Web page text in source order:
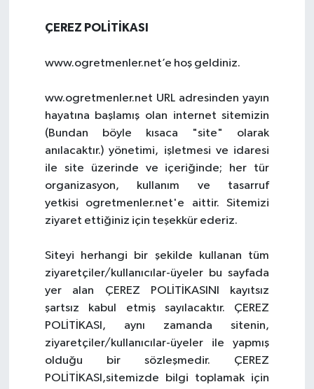
ÇEREZ POLİTİKASI
www.ogretmenler.net’e hoş geldiniz.
ww.ogretmenler.net URL adresinden yayın
hayatına başlamış olan internet sitemizin
(Bundan böyle kısaca "site" olarak
anılacaktır.) yönetimi, işletmesi ve idaresi
ile site üzerinde ve içeriğinde; her tür
organizasyon, kullanım ve tasarruf
yetkisi ogretmenler.net'e aittir. Sitemizi
ziyaret ettiğiniz için teşekkür ederiz.
Siteyi herhangi bir şekilde kullanan tüm
ziyaretçiler/kullanıcılar-üyeler bu sayfada
yer alan ÇEREZ POLİTİKASINI kayıtsız
şartsız kabul etmiş sayılacaktır. ÇEREZ
POLİTİKASI, aynı zamanda sitenin,
ziyaretçiler/kullanıcılar-üyeler ile yapmış
olduğu bir sözleşmedir. ÇEREZ
POLİTİKASI,sitemizde bilgi toplamak için
SINAVLAR
YARIŞMA/ETKİNLİKLER
ANKET
AKADEMİK/BİLİM
MEVZUAT/KARARLAR